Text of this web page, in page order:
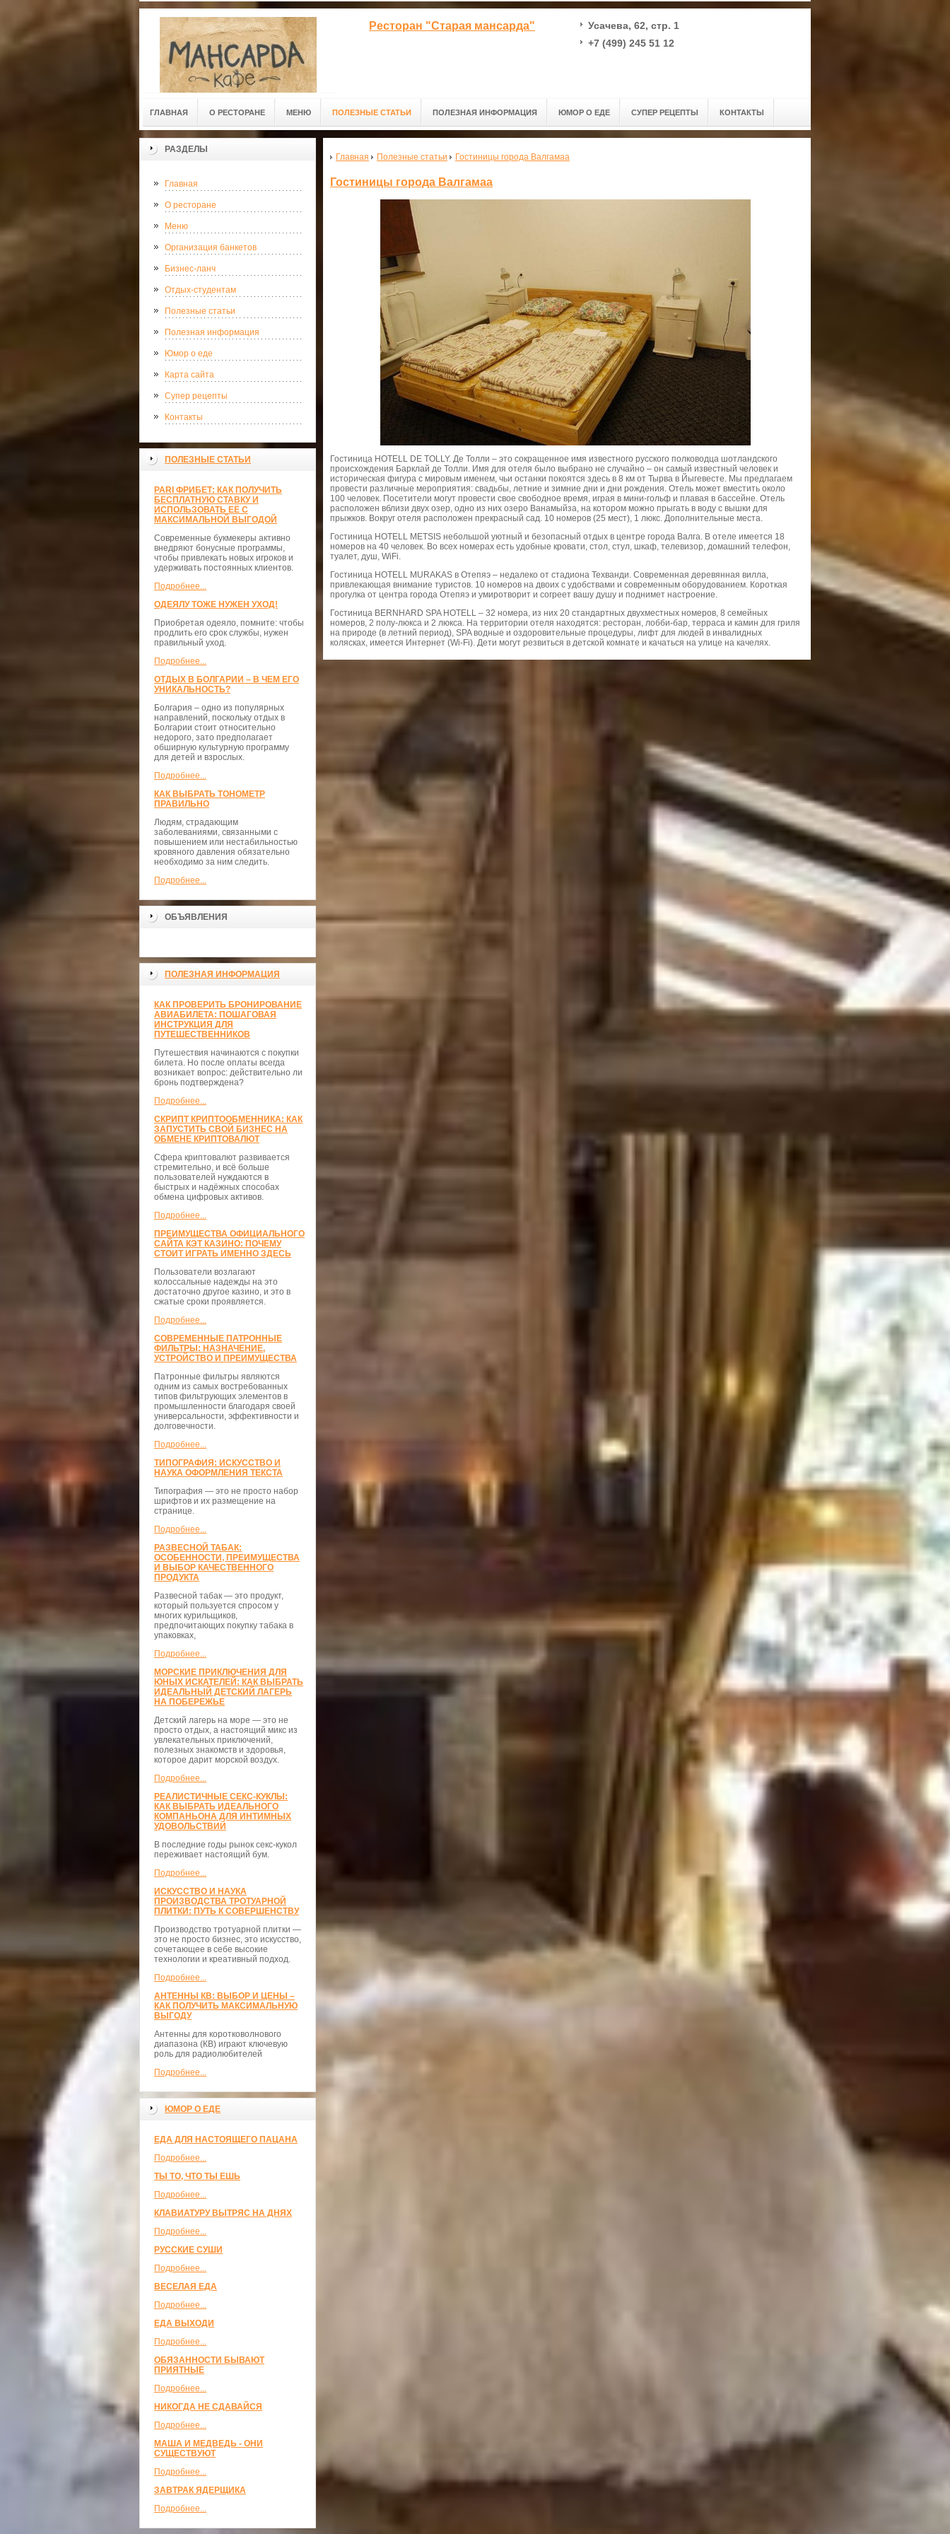
Ресторан "Старая мансарда"
Усачева, 62, стр. 1
+7 (499) 245 51 12
ГЛАВНАЯ О РЕСТОРАНЕ МЕНЮ ПОЛЕЗНЫЕ СТАТЬИ ПОЛЕЗНАЯ ИНФОРМАЦИЯ ЮМОР О ЕДЕ СУПЕР РЕЦЕПТЫ КОНТАКТЫ
РАЗДЕЛЫ
Главная
О ресторане
Меню
Организация банкетов
Бизнес-ланч
Отдых-студентам
Полезные статьи
Полезная информация
Юмор о еде
Карта сайта
Супер рецепты
Контакты
ПОЛЕЗНЫЕ СТАТЬИ
PARI ФРИБЕТ: КАК ПОЛУЧИТЬ
БЕСПЛАТНУЮ СТАВКУ И
ИСПОЛЬЗОВАТЬ ЕЁ С
МАКСИМАЛЬНОЙ ВЫГОДОЙ
Современные букмекеры активно
внедряют бонусные программы,
чтобы привлекать новых игроков и
удерживать постоянных клиентов.
Подробнее...
ОДЕЯЛУ ТОЖЕ НУЖЕН УХОД!
Приобретая одеяло, помните: чтобы
продлить его срок службы, нужен
правильный уход.
Подробнее...
ОТДЫХ В БОЛГАРИИ – В ЧЕМ ЕГО
УНИКАЛЬНОСТЬ?
Болгария – одно из популярных
направлений, поскольку отдых в
Болгарии стоит относительно
недорого, зато предполагает
обширную культурную программу
для детей и взрослых.
Подробнее...
КАК ВЫБРАТЬ ТОНОМЕТР
ПРАВИЛЬНО
Людям, страдающим
заболеваниями, связанными с
повышением или нестабильностью
кровяного давления обязательно
необходимо за ним следить.
Подробнее...
ОБЪЯВЛЕНИЯ
ПОЛЕЗНАЯ ИНФОРМАЦИЯ
КАК ПРОВЕРИТЬ БРОНИРОВАНИЕ
АВИАБИЛЕТА: ПОШАГОВАЯ
ИНСТРУКЦИЯ ДЛЯ
ПУТЕШЕСТВЕННИКОВ
Путешествия начинаются с покупки
билета. Но после оплаты всегда
возникает вопрос: действительно ли
бронь подтверждена?
Подробнее...
СКРИПТ КРИПТООБМЕННИКА: КАК
ЗАПУСТИТЬ СВОЙ БИЗНЕС НА
ОБМЕНЕ КРИПТОВАЛЮТ
Сфера криптовалют развивается
стремительно, и всё больше
пользователей нуждаются в
быстрых и надёжных способах
обмена цифровых активов.
Подробнее...
ПРЕИМУЩЕСТВА ОФИЦИАЛЬНОГО
САЙТА КЭТ КАЗИНО: ПОЧЕМУ
СТОИТ ИГРАТЬ ИМЕННО ЗДЕСЬ
Пользователи возлагают
колоссальные надежды на это
достаточно другое казино, и это в
сжатые сроки проявляется.
Подробнее...
СОВРЕМЕННЫЕ ПАТРОННЫЕ
ФИЛЬТРЫ: НАЗНАЧЕНИЕ,
УСТРОЙСТВО И ПРЕИМУЩЕСТВА
Патронные фильтры являются
одним из самых востребованных
типов фильтрующих элементов в
промышленности благодаря своей
универсальности, эффективности и
долговечности.
Подробнее...
ТИПОГРАФИЯ: ИСКУССТВО И
НАУКА ОФОРМЛЕНИЯ ТЕКСТА
Типография — это не просто набор
шрифтов и их размещение на
странице.
Подробнее...
РАЗВЕСНОЙ ТАБАК:
ОСОБЕННОСТИ, ПРЕИМУЩЕСТВА
И ВЫБОР КАЧЕСТВЕННОГО
ПРОДУКТА
Развесной табак — это продукт,
который пользуется спросом у
многих курильщиков,
предпочитающих покупку табака в
упаковках,
Подробнее...
МОРСКИЕ ПРИКЛЮЧЕНИЯ ДЛЯ
ЮНЫХ ИСКАТЕЛЕЙ: КАК ВЫБРАТЬ
ИДЕАЛЬНЫЙ ДЕТСКИЙ ЛАГЕРЬ
НА ПОБЕРЕЖЬЕ
Детский лагерь на море — это не
просто отдых, а настоящий микс из
увлекательных приключений,
полезных знакомств и здоровья,
которое дарит морской воздух.
Подробнее...
РЕАЛИСТИЧНЫЕ СЕКС-КУКЛЫ:
КАК ВЫБРАТЬ ИДЕАЛЬНОГО
КОМПАНЬОНА ДЛЯ ИНТИМНЫХ
УДОВОЛЬСТВИЙ
В последние годы рынок секс-кукол
переживает настоящий бум.
Подробнее...
ИСКУССТВО И НАУКА
ПРОИЗВОДСТВА ТРОТУАРНОЙ
ПЛИТКИ: ПУТЬ К СОВЕРШЕНСТВУ
Производство тротуарной плитки —
это не просто бизнес, это искусство,
сочетающее в себе высокие
технологии и креативный подход.
Подробнее...
АНТЕННЫ КВ: ВЫБОР И ЦЕНЫ –
КАК ПОЛУЧИТЬ МАКСИМАЛЬНУЮ
ВЫГОДУ
Антенны для коротковолнового
диапазона (КВ) играют ключевую
роль для радиолюбителей
Подробнее...
ЮМОР О ЕДЕ
ЕДА ДЛЯ НАСТОЯЩЕГО ПАЦАНА
Подробнее...
ТЫ ТО, ЧТО ТЫ ЕШЬ
Подробнее...
КЛАВИАТУРУ ВЫТРЯС НА ДНЯХ
Подробнее...
РУССКИЕ СУШИ
Подробнее...
ВЕСЕЛАЯ ЕДА
Подробнее...
ЕДА ВЫХОДИ
Подробнее...
ОБЯЗАННОСТИ БЫВАЮТ
ПРИЯТНЫЕ
Подробнее...
НИКОГДА НЕ СДАВАЙСЯ
Подробнее...
МАША И МЕДВЕДЬ - ОНИ
СУЩЕСТВУЮТ
Подробнее...
ЗАВТРАК ЯДЕРЩИКА
Подробнее...
Главная Полезные статьи Гостиницы города Валгамаа
Гостиницы города Валгамаа
Гостиница HOTELL DE TOLLY. Де Толли – это сокращенное имя известного русского полководца шотландского
происхождения Барклай де Толли. Имя для отеля было выбрано не случайно – он самый известный человек и
историческая фигура с мировым именем, чьи останки покоятся здесь в 8 км от Тырва в Йыгевесте. Мы предлагаем
провести различные мероприятия: свадьбы, летние и зимние дни и дни рождения. Отель может вместить около
100 человек. Посетители могут провести свое свободное время, играя в мини-гольф и плавая в бассейне. Отель
расположен вблизи двух озер, одно из них озеро Ванамыйза, на котором можно прыгать в воду с вышки для
прыжков. Вокруг отеля расположен прекрасный сад. 10 номеров (25 мест), 1 люкс. Дополнительные места.
Гостиница HOTELL METSIS небольшой уютный и безопасный отдых в центре города Валга. В отеле имеется 18
номеров на 40 человек. Во всех номерах есть удобные кровати, стол, стул, шкаф, телевизор, домашний телефон,
туалет, душ, WiFi.
Гостиница HOTELL MURAKAS в Отепяэ – недалеко от стадиона Техванди. Современная деревянная вилла,
привлекающая внимание туристов. 10 номеров на двоих с удобствами и современным оборудованием. Короткая
прогулка от центра города Отепяэ и умиротворит и согреет вашу душу и поднимет настроение.
Гостиница BERNHARD SPA HOTELL – 32 номера, из них 20 стандартных двухместных номеров, 8 семейных
номеров, 2 полу-люкса и 2 люкса. На территории отеля находятся: ресторан, лобби-бар, терраса и камин для гриля
на природе (в летний период), SPA водные и оздоровительные процедуры, лифт для людей в инвалидных
колясках, имеется Интернет (Wi-Fi). Дети могут резвиться в детской комнате и качаться на улице на качелях.